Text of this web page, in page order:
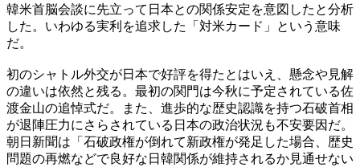
韓米首脳会談に先立って日本との関係安定を意図したと分析
した。いわゆる実利を追求した「対米カード」という意味
だ。
初のシャトル外交が日本で好評を得たとはいえ、懸念や見解
の違いは依然と残る。最初の関門は今秋に予定されている佐
渡金山の追悼式だ。また、進歩的な歴史認識を持つ石破首相
が退陣圧力にさらされている日本の政治状況も不安要因だ。
朝日新聞は「石破政権が倒れて新政権が発足した場合、歴史
問題の再燃などで良好な日韓関係が維持されるか見通せない